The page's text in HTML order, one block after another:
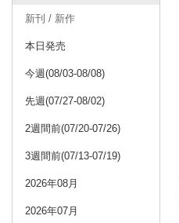
新刊 / 新作
本日発売
今週(08/03-08/08)
先週(07/27-08/02)
2週間前(07/20-07/26)
3週間前(07/13-07/19)
2026年08月
2026年07月